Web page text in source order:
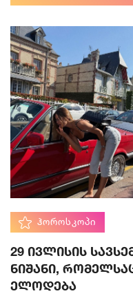
ᲰᲝᲠᲝᲡᲙᲝᲞᲘ
29 ივლისის
ნიშანი,
ელოდება